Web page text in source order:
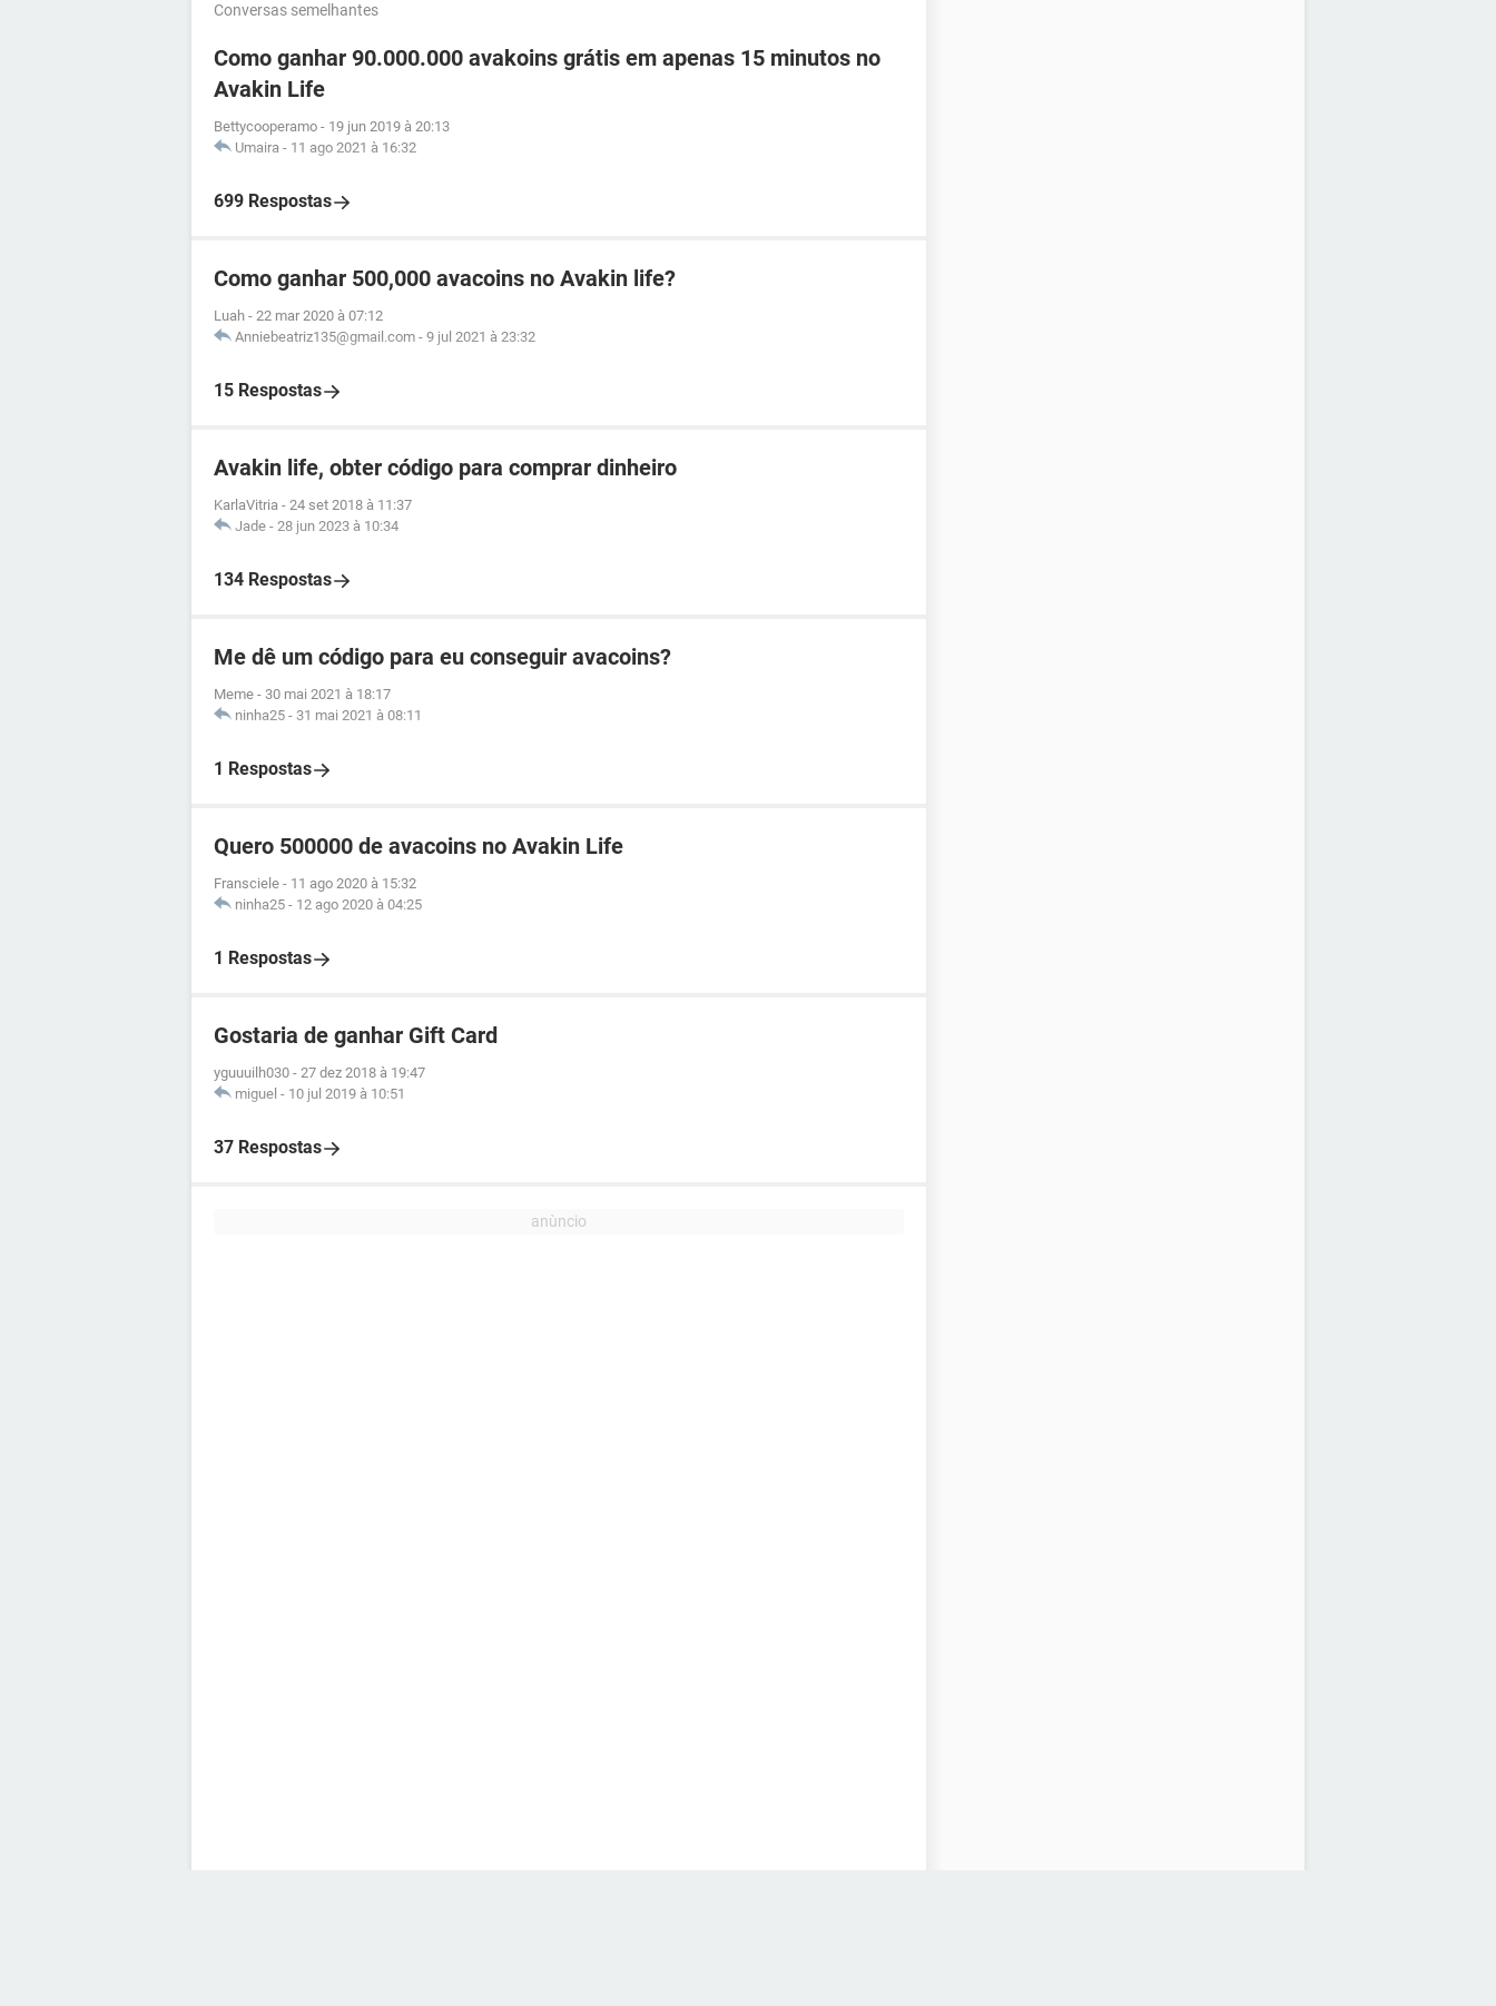
Conversas semelhantes
Como ganhar 90.000.000 avakoins grátis em apenas 15 minutos no
Avakin Life
Bettycooperamo - 19 jun 2019 à 20:13
Umaira - 11 ago 2021 à 16:32
699 Respostas
Como ganhar 500,000 avacoins no Avakin life?
Luah - 22 mar 2020 à 07:12
Anniebeatriz135@gmail.com - 9 jul 2021 à 23:32
15 Respostas
Avakin life, obter código para comprar dinheiro
KarlaVitria - 24 set 2018 à 11:37
Jade - 28 jun 2023 à 10:34
134 Respostas
Me dê um código para eu conseguir avacoins?
Meme - 30 mai 2021 à 18:17
ninha25 - 31 mai 2021 à 08:11
1 Respostas
Quero 500000 de avacoins no Avakin Life
Fransciele - 11 ago 2020 à 15:32
ninha25 - 12 ago 2020 à 04:25
1 Respostas
Gostaria de ganhar Gift Card
yguuuilh030 - 27 dez 2018 à 19:47
miguel - 10 jul 2019 à 10:51
37 Respostas